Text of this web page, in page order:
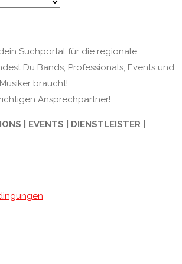
Suchportal für die regionale
Du Bands, Professionals, Events und
braucht!
Ansprechpartner!
| EVENTS | DIENSTLEISTER |